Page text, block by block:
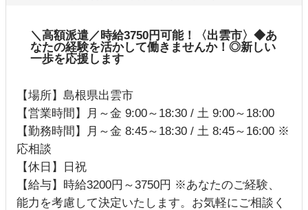
＼高額派遣／時給3750円可能！〈出雲市〉◆あ
なたの経験を活かして働きませんか！◎新しい
一歩を応援します
【場所】島根県出雲市
【営業時間】月～金 9:00～18:30 / 土 9:00～18:00
【勤務時間】月～金 8:45～18:30 / 土 8:45～16:00 ※
応相談
【休日】日祝
【給与】時給3200円～3750円 ※あなたのご経験、
能力を考慮して決定いたします。お気軽にご相談く